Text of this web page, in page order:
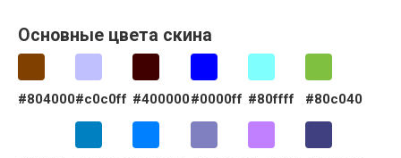
Основные цвета скина
#804000#c0c0ff #400000#0000ff #80ffff #80c040